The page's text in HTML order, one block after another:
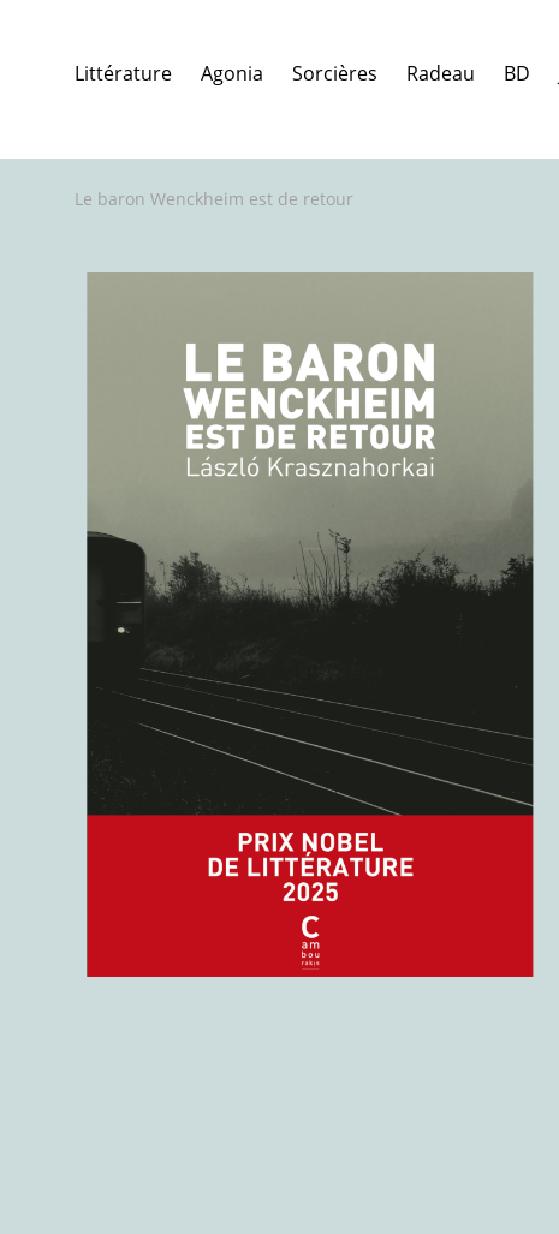
Littérature Agonia Sorcières Radeau BD
Le baron Wenckheim est de retour